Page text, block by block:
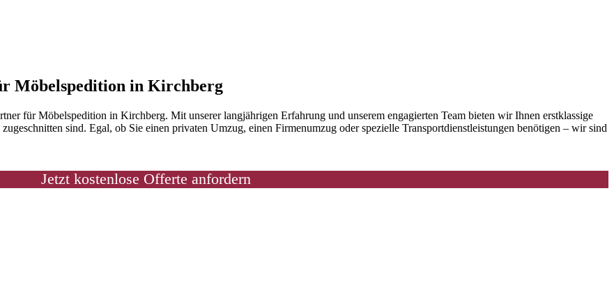
Möbelspedition in Kirchberg
für Möbelspedition in Kirchberg. Mit unserer langjährigen Erfahrung und unserem engagierten Team bieten wir Ihnen erstklassige
sind. Egal, ob Sie einen privaten Umzug, einen Firmenumzug oder spezielle Transportdienstleistungen benötigen – wir sind
Jetzt kostenlose Offerte anfordern